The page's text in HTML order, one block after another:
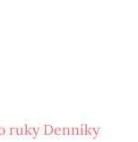
ruky Denníky